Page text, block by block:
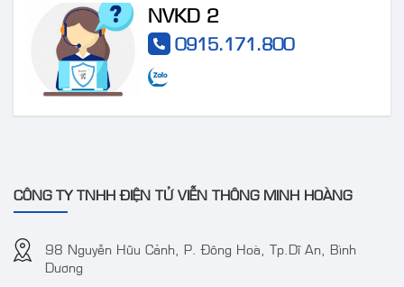
Camera IP AcuSense
thân trụ thế hệ 2 4MP
VT-2CD3BG-DC
Camera DS-
NVKD 2
0915.171.800
CÔNG TY TNHH ĐIỆN TỬ VIỄN THÔNG MINH HOÀNG
98 Nguyễn Hữu Cảnh, P. Đông Hoà, Tp.Dĩ An, Bình
Dương